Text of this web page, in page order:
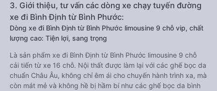
3. Giới thiệu, tư vấn các dòng xe chạy tuyến đường
xe đi Bình Định từ Bình Phước:
Dòng xe đi Bình Định từ Bình Phước limousine 9 chỗ vip, chất
lượng cao: Tiện lợi, sang trọng
Là sản phẩm xe đi Bình Định từ Bình Phước limousine 9 chỗ
cải tiến từ xe 16 chỗ. Nội thất được làm lại với các ghế bọc da
chuẩn Châu Âu, không chỉ êm ái cho chuyến hành trình xa, mà
còn mát mẻ và không hề bị hầm bí như các ghế bọc da bình